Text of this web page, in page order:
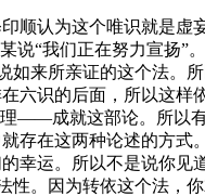
认为这个唯识就是虚
“我们正在努力宣扬
来所亲证的这个法。
六识的后面，所以这
——成就这部论。所以
存在这两种论述的方式。
运。所以不是说你见
。因为转依这个法，